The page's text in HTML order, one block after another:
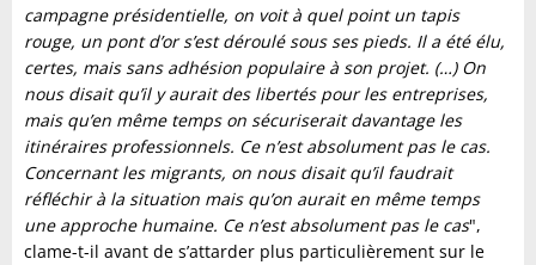
campagne présidentielle, on voit à quel point un tapis
rouge, un pont d’or s’est déroulé sous ses pieds. Il a été élu,
certes, mais sans adhésion populaire à son projet. (…) On
nous disait qu’il y aurait des libertés pour les entreprises,
mais qu’en même temps on sécuriserait davantage les
itinéraires professionnels. Ce n’est absolument pas le cas.
Concernant les migrants, on nous disait qu’il faudrait
réfléchir à la situation mais qu’on aurait en même temps
une approche humaine. Ce n’est absolument pas le cas",
clame-t-il avant de s’attarder plus particulièrement sur le